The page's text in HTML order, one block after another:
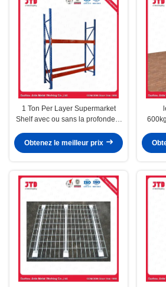
1 Ton Per Layer Supermarket
Shelf avec ou sans la profondeur
Obtenez le meilleur prix